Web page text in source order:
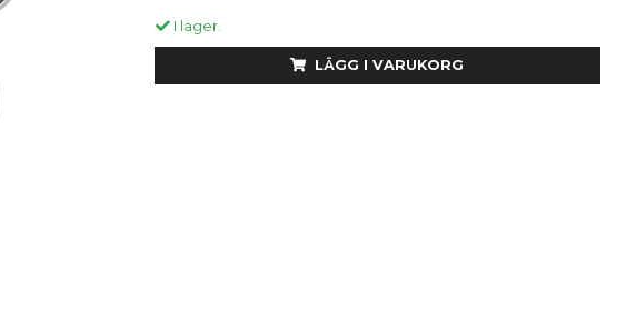
I lager.
LÄGG I VARUKORG